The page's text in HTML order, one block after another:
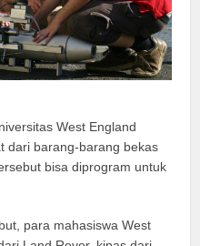
West England
dari barang-barang bekas
bisa diprogram untuk
para mahasiswa West